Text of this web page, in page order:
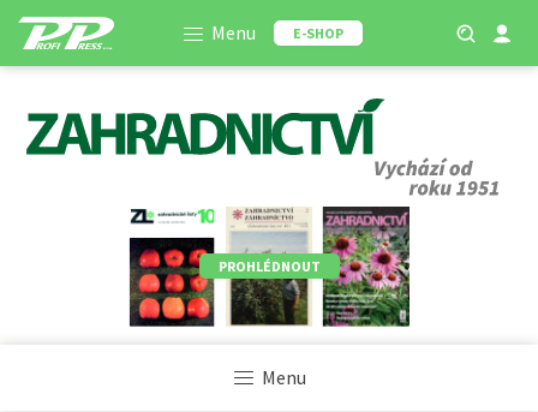
Menu E-SHOP
PROHLÉDNOUT
Menu